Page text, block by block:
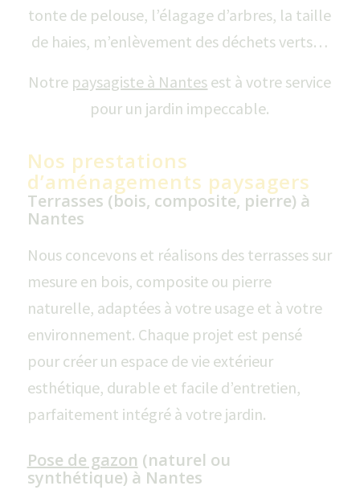
tonte de pelouse, l’élagage d’arbres, la taille
de haies, m’enlèvement des déchets verts…
Notre paysagiste à Nantes est à votre service
pour un jardin impeccable.
Nos prestations
d’aménagements paysagers
Terrasses (bois, composite, pierre) à
Nantes
Nous concevons et réalisons des terrasses sur
mesure en bois, composite ou pierre
naturelle, adaptées à votre usage et à votre
environnement. Chaque projet est pensé
pour créer un espace de vie extérieur
esthétique, durable et facile d’entretien,
parfaitement intégré à votre jardin.
Pose de gazon (naturel ou
synthétique) à Nantes